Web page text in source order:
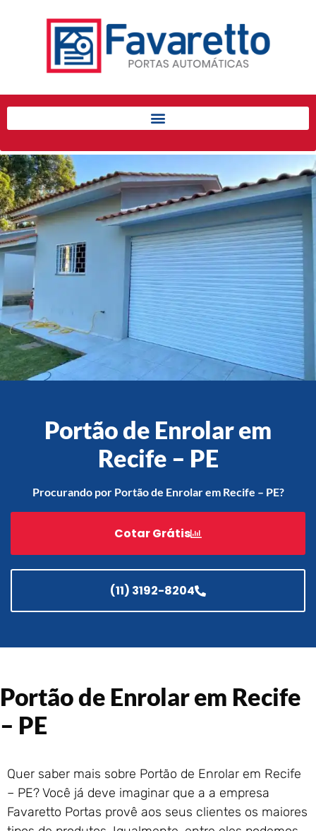
Início
Produtos
Porta de Enrolar Automática
Automatizadores
Acessórios Para Portas de
Enrolar
Pintura eletrostática
Portfólio
Contato
Acessórios
Enrolar em Teresópolis – RJ
Aldeia – RJ
Portão de Garagem de
Enrolar em São João de
Meriti – RJ
Portão de Garagem de
Enrolar em Queimados – RJ
Enrolar em Paraty – RJ
Portão de Garagem de
Enrolar em Nova Iguaçu – RJ
Portão de Garagem de
Portão de Enrolar em
Recife – PE
Procurando por Portão de Enrolar em Recife – PE?
Cotar Grátis
(11) 3192-8204
Portão de Enrolar em Recife
– PE
Quer saber mais sobre Portão de Enrolar em Recife
– PE? Você já deve imaginar que a a empresa
Favaretto Portas provê aos seus clientes os maiores